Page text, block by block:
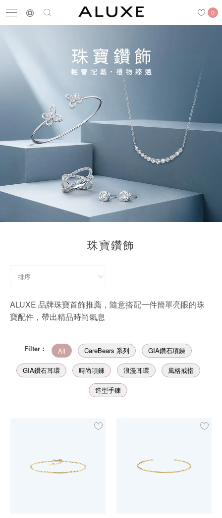
0
搜尋
求婚鑽戒 結婚戒指
最新消息 預約來店
求婚鑽戒
黃金金飾
關於ALUXE
嚴選鑽石
最新消息
婚禮護照
珠寶鑽飾
ALUXE 品牌珠寶首飾推薦，隨意搭配一件簡單亮眼的珠
寶配件，帶出精品時尚氣息
Filter： All CareBears 系列 GIA鑽石項鍊
GIA鑽石耳環 時尚項鍊 浪漫耳環 風格戒指
造型手鍊